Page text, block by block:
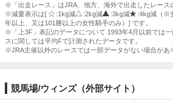
※「出走レース」はJRA、地方、海外で出走したレース
※減量表示は[
:1kg減 :2kg減 :3kg減 :4kg減（※
年以上、又は101勝以上の女性騎手のみ）] です。
※「上3F」表記のデータについて 1993年4月以前では
スに関しては平均Fで計測されたデータです。
※JRA主催以外のレースでは一部データがない場合があ
競馬場/ウィンズ（外部サイト）